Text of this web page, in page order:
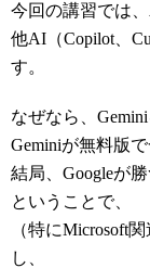
今回の講習では
他AI（Copilot、
す。
なぜなら、
Geminiが無料版
結局、Googleが
ということで、
（特にMicrosoft
し、